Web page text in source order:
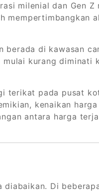
milenial dan Gen Z
mempertimbangkan
berada di kawasan
kurang diminati
terikat pada pusat
kenaikan harga
antara harga
Di